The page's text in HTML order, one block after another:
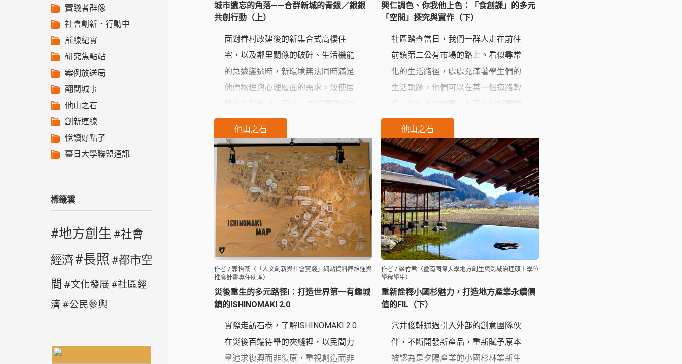
城市遺忘的角落——合群新城的青銀／銀銀
共創行動（上）
面對眷村改建後的新集合式高樓住
宅，以及鄰里關係的破碎、生活機能
的急遽變遷時，新環境無法同時滿足
他們物理與心理層面的需求，致使居
在社區中建立多樣化的合作平台，串
聯社區中的異質性群體，提供互不認
識或不熟識的居民連結、互動的管
道，並探究社群網絡的各種社會關
係。
興仁調色、你我他上色：「食創課」的多元
「空間」探究與實作（下）
社區踏查當日，我們一群人走在前往
前鎮第二公有市場的路上。看似尋常
化的生活路徑，處處充滿著學生們的
生活軌跡，他們可以在某一個道路轉
陳述每日上學路上所見。顯然，那一
趟前往社區食空間踏查的路徑，滿溢
著他們在社區生活的光景與記憶。這
亦不外乎是一種深化地方記憶的方
法。
他山之石
災後重生的多元路徑Ⅰ：打造世界第一有趣城
鎮的ISHINOMAKI 2.0
作者 / 郭怡棻（「人文創新與社會實踐」網站資料庫維運與
推廣計畫專任助理）
實際走訪石卷，了解ISHINOMAKI 2.0
在災後百端待舉的夾縫裡，以民間力
量追求復興而非復原，重視創造而非
他山之石
重新詮釋小國杉魅力，打造地方產業永續價
值的FIL（下）
作者 / 梁竹君（暨南國際大學地方創生與跨域治理碩士學位
學程學生）
穴井俊輔通過引入外部的創意團隊伙
伴，不斷開發新產品，重新賦予原本
被認為是夕陽產業的小國杉林業新生
實踐者群像
社會創新．行動中
前線紀實
研究焦點站
案例放送局
翻閱城事
他山之石
創新連線
悅讀好點子
臺日大學聯盟通訊
標籤雲
地方創生
社會
經濟
長照
都市空
間
文化發展
社區經
濟
公民參與